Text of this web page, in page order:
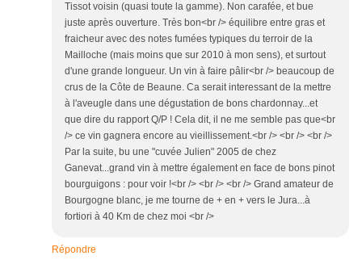
Tissot voisin (quasi toute la gamme). Non carafée, et bue
juste après ouverture. Très bon<br /> équilibre entre gras et
fraicheur avec des notes fumées typiques du terroir de la
Mailloche (mais moins que sur 2010 à mon sens), et surtout
d'une grande longueur. Un vin à faire pâlir<br /> beaucoup de
crus de la Côte de Beaune. Ca serait interessant de la mettre
à l'aveugle dans une dégustation de bons chardonnay...et
que dire du rapport Q/P ! Cela dit, il ne me semble pas que<br
/> ce vin gagnera encore au vieillissement.<br /> <br /> <br />
Par la suite, bu une "cuvée Julien" 2005 de chez
Ganevat...grand vin à mettre également en face de bons pinot
bourguigons : pour voir !<br /> <br /> <br /> Grand amateur de
Bourgogne blanc, je me tourne de + en + vers le Jura...à
fortiori à 40 Km de chez moi <br />
Répondre